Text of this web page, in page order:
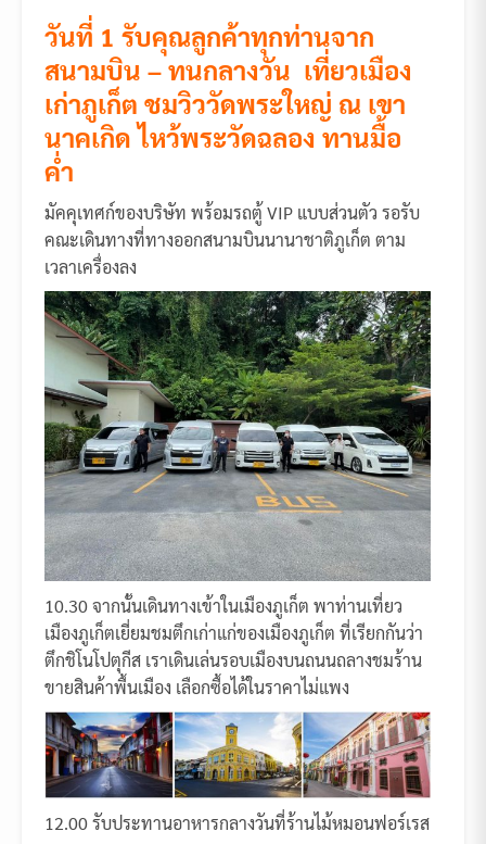
วันที่ 1 รับคุณลูกค้าทุกท่านจาก
สนามบิน – ทนกลางวัน เที่ยวเมือง
เก่าภูเก็ต ชมวิววัดพระใหญ่ ณ เขา
นาคเกิด ไหว้พระวัดฉลอง ทานมื้อ
ค่ำ
มัคคุเทศก์ของบริษัท พร้อมรถตู้ VIP แบบส่วนตัว รอรับ
คณะเดินทางที่ทางออกสนามบินนานาชาติภูเก็ต ตาม
เวลาเครื่องลง
10.30 จากนั้นเดินทางเข้าในเมืองภูเก็ต พาท่านเที่ยว
เมืองภูเก็ตเยี่ยมชมตึกเก่าแก่ของเมืองภูเก็ต ที่เรียกกันว่า
ตึกชิโนโปตุกีส เราเดินเล่นรอบเมืองบนถนนถลางชมร้าน
ขายสินค้าพื้นเมือง เลือกซื้อได้ในราคาไม่แพง
12.00 รับประทานอาหารกลางวันที่ร้านไม้หมอนฟอร์เรส